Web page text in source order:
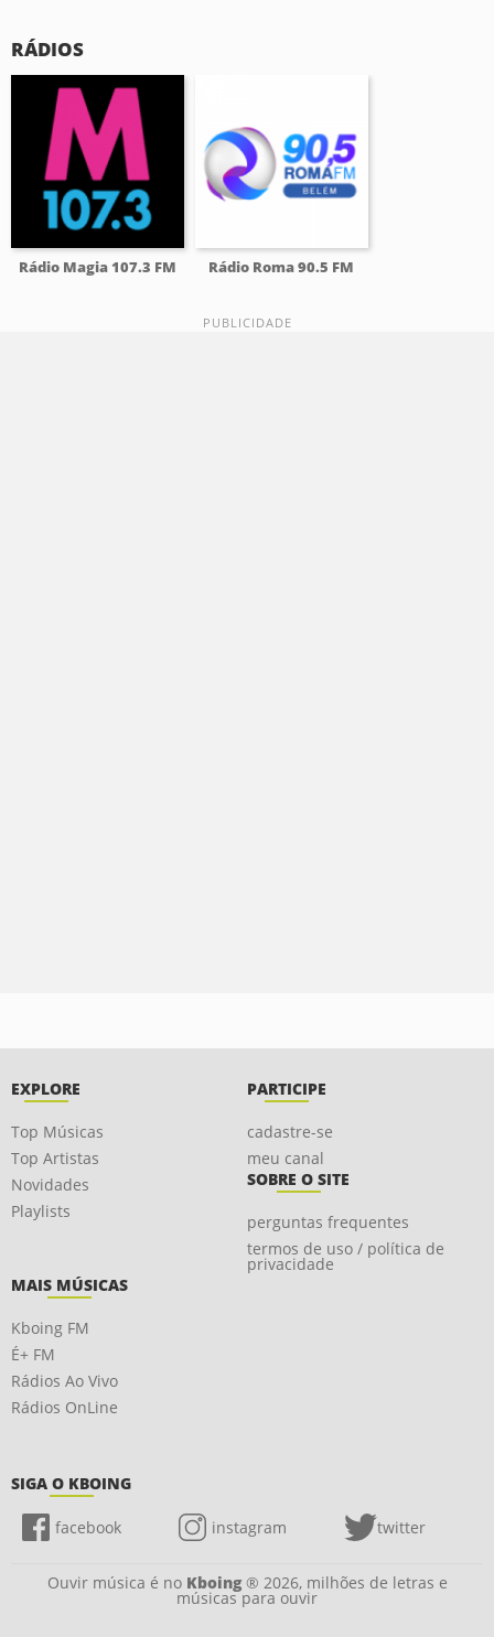
RÁDIOS
Rádio Magia 107.3 FM Rádio Roma 90.5 FM
EXPLORE
Top Músicas
Top Artistas
Novidades
Playlists
PARTICIPE
cadastre-se
meu canal
SOBRE O SITE
perguntas frequentes
termos de uso / política de
privacidade
MAIS MÚSICAS
Kboing FM
É+ FM
Rádios Ao Vivo
Rádios OnLine
SIGA O KBOING
facebook instagram twitter
Ouvir música é no Kboing® 2026, milhões de letras e
músicas para ouvir